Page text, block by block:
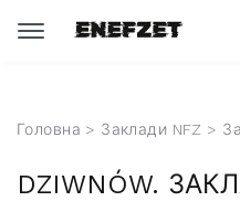
Головна > Заклади NFZ >
DZIWNÓW.